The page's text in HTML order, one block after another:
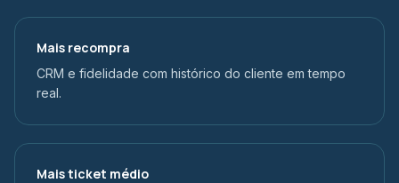
Mais recompra
CRM e fidelidade com histórico do cliente em tempo
real.
Mais ticket médio